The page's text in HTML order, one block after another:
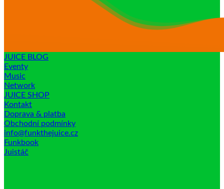
JUICE BLOG
Eventy
Music
Network
JUICE SHOP
Kontakt
Doprava & platba
Obchodní podmínky
info@funkthejuice.cz
Funkbook
Juistáč